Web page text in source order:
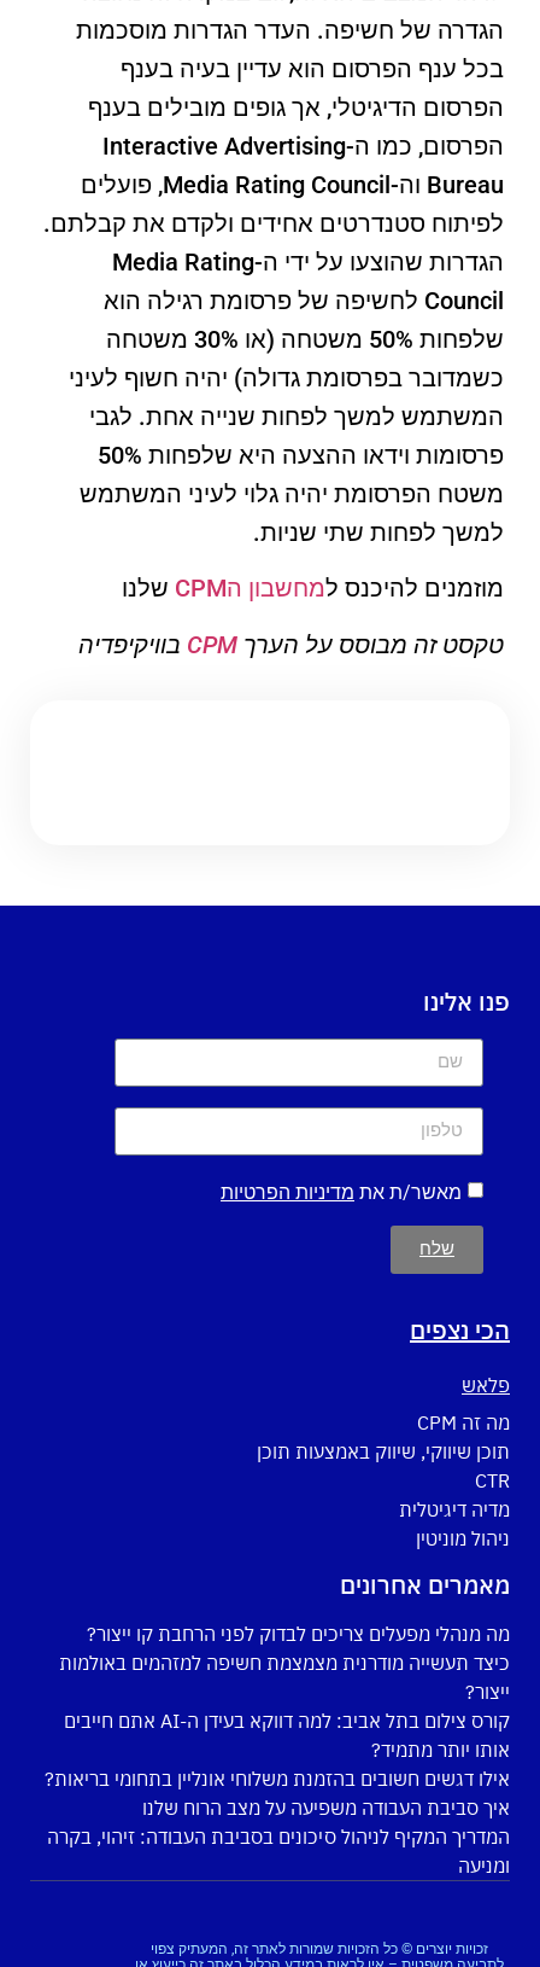
הגדרה של חשיפה. העדר הגדרות מוסכמות
בכל ענף הפרסום הוא עדיין בעיה בענף
הפרסום הדיגיטלי, אך גופים מובילים בענף
הפרסום, כמו ה-Interactive Advertising
Bureau וה-Media Rating Council, פועלים
לפיתוח סטנדרטים אחידים ולקדם את קבלתם.
הגדרות שהוצעו על ידי ה-Media Rating
Council לחשיפה של פרסומת רגילה הוא
שלפחות 50% משטחה (או 30% משטחה
כשמדובר בפרסומת גדולה) יהיה חשוף לעיני
המשתמש למשך לפחות שנייה אחת. לגבי
פרסומות וידאו ההצעה היא שלפחות 50%
משטח הפרסומת יהיה גלוי לעיני המשתמש
למשך לפחות שתי שניות.‏
מוזמנים להיכנס למחשבון הCPM
שלנו
טקסט זה מבוסס על הערך CPM בוויקיפדיה
פנו אלינו
מאשר/ת את מדיניות הפרטיות
שלח
הכי נצפים
פלאש
מה זה CPM
תוכן שיווקי, שיווק באמצעות תוכן
CTR
מדיה דיגיטלית
ניהול מוניטין
מאמרים אחרונים
מה מנהלי מפעלים צריכים לבדוק לפני הרחבת קו ייצור?
כיצד תעשייה מודרנית מצמצמת חשיפה למזהמים באולמות
ייצור?
קורס צילום בתל אביב: למה דווקא בעידן ה-AI אתם חייבים
אותו יותר מתמיד?
אילו דגשים חשובים בהזמנת משלוחי אונליין בתחומי בריאות?
איך סביבת העבודה משפיעה על מצב הרוח שלנו
המדריך המקיף לניהול סיכונים בסביבת העבודה: זיהוי, בקרה
ומניעה
זכויות יוצרים © כל הזכויות שמורות לאתר זה, המעתיק צפוי